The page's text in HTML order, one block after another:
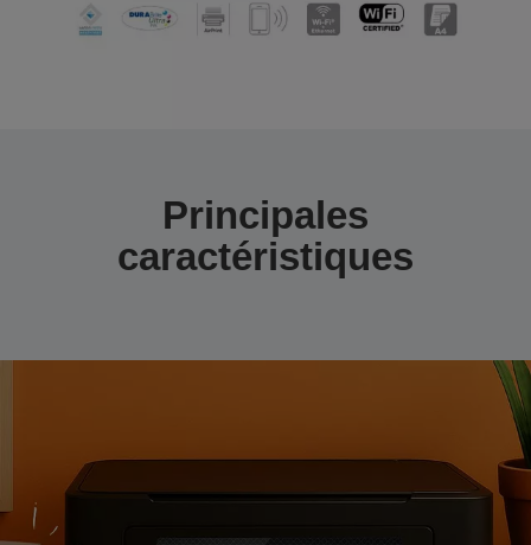
Principales
caractéristiques